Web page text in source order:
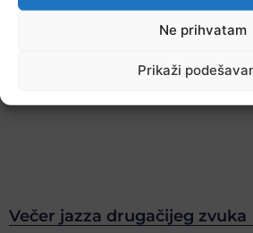
Ne prihvatam
Prikaži
Večer jazza drugačijeg zvuka